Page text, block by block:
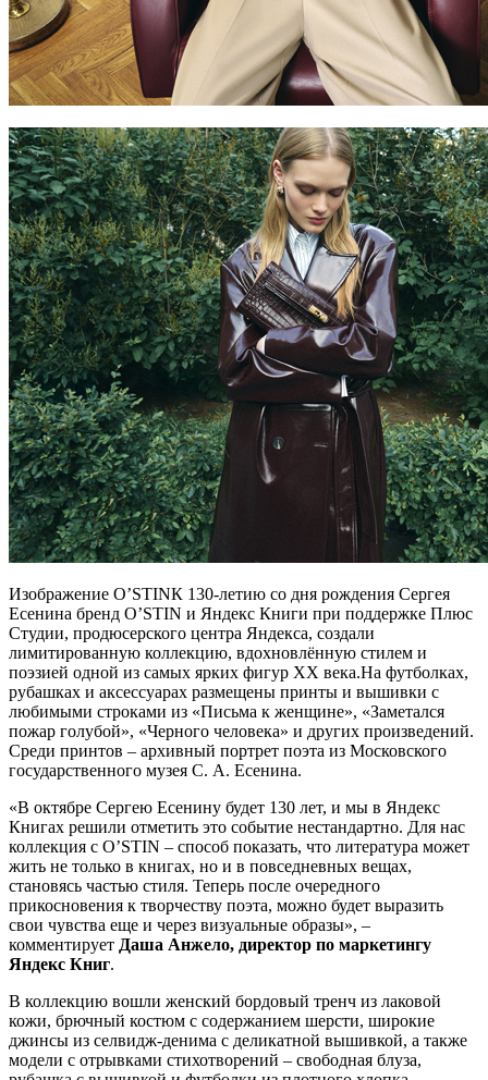
Изображение O’STINК 130-летию со дня рождения Сергея
Есенина бренд O’STIN и Яндекс Книги при поддержке Плюс
Студии, продюсерского центра Яндекса, создали
лимитированную коллекцию, вдохновлённую стилем и
поэзией одной из самых ярких фигур XX века.На футболках,
рубашках и аксессуарах размещены принты и вышивки с
любимыми строками из «Письма к женщине», «Заметался
пожар голубой», «Черного человека» и других произведений.
Среди принтов – архивный портрет поэта из Московского
государственного музея С. А. Есенина.
«В октябре Сергею Есенину будет 130 лет, и мы в Яндекс
Книгах решили отметить это событие нестандартно. Для нас
коллекция с O’STIN – способ показать, что литература может
жить не только в книгах, но и в повседневных вещах,
становясь частью стиля. Теперь после очередного
прикосновения к творчеству поэта, можно будет выразить
свои чувства еще и через визуальные образы», –
комментирует Даша Анжело, директор по маркетингу
Яндекс Книг.
В коллекцию вошли женский бордовый тренч из лаковой
кожи, брючный костюм с содержанием шерсти, широкие
джинсы из селвидж-денима с деликатной вышивкой, а также
модели с отрывками стихотворений – свободная блуза,